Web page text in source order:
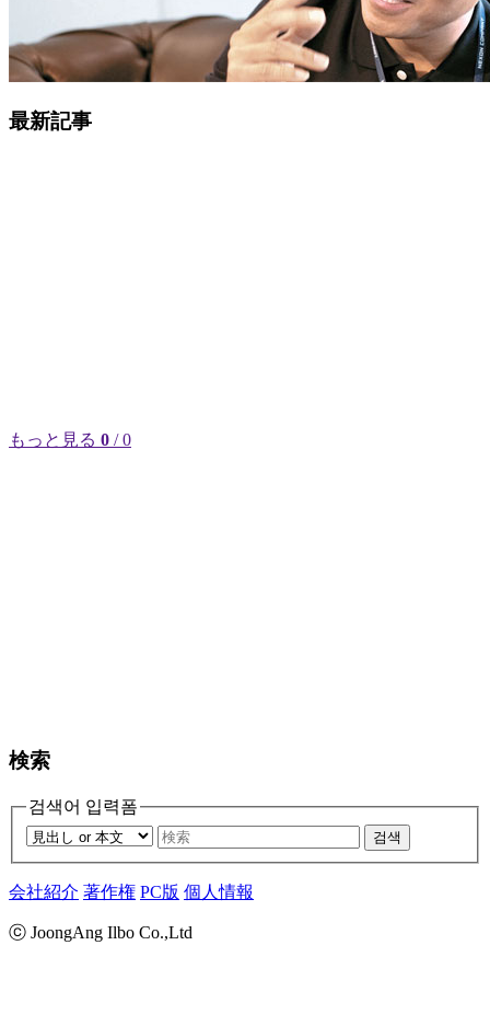
最新記事
もっと見る 0 / 0
検索
검색어 입력폼
검색
会社紹介 著作権 PC版 個人情報
ⓒ JoongAng Ilbo Co.,Ltd